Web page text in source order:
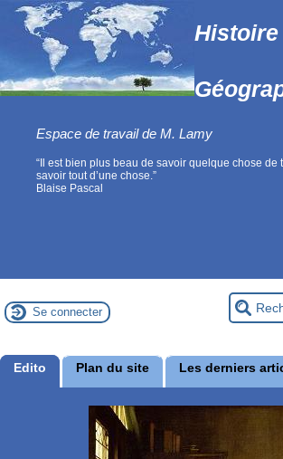
Histoire
Espace de travail de M. Lamy
“Il est bien plus beau de savoir quelque chose de
savoir tout d’une chose.”
Blaise Pascal
Se connecter
Edito Plan du site Les derniers